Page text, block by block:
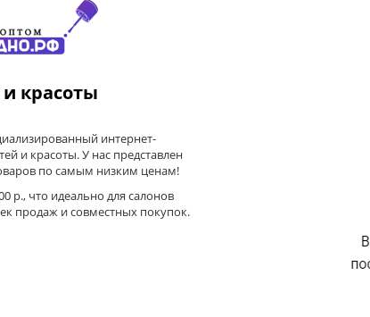
и красоты
интернет-
и красоты. У нас представлен
по самым низким ценам!
р., что идеально для салонов
продаж и совместных покупок.